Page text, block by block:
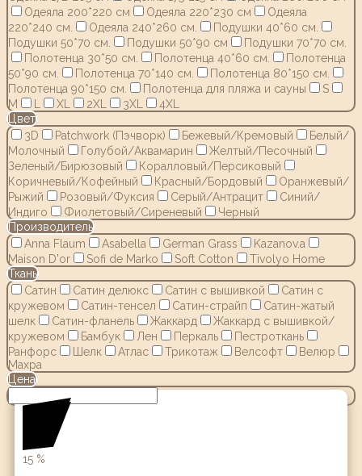
Одеяла 200*220 см
Одеяла 220*230 см
Одеяла
220*240 см.
Одеяла 240*260 см.
Подушки 40*60 см.
Подушки 50*70 см.
Подушки 50*90 см
Подушки 70*70 см.
Полотенца 30*50 см.
Полотенца 40*60 см.
Полотенца
50*90 см.
Полотенца 70*140 см.
Полотенца 80*150 см.
Полотенца 90*150 см.
Полотенца для пляжа и сауны
S
M
XL 2XL 3XL
4XL
Цвет
3D
Patchwork (Пэчворк) Бежевый/Кремовый
Белый/
Молочный
Голубой/Аквамарин
Желтый/Песочный
Зеленый/Бирюзовый
Коралловый/Персиковый
Коричневый/Кофейный
Красный/Бордовый
Оранжевый/
Рыжий
Розовый/Фуксия Серый/Антрацит
Синий/
Индиго
Фиолетовый/Сиреневый
Черный
Производитель
Anna Flaum
Asabella German Grass
Kazanov.a
Maison D'or
Sofi de Marko Soft Cotton
Tivolyo Home
Ткань
Сатин
Сатин делюкс Сатин с вышивкой
Сатин с
кружевом
Сатин-тенсел Сатин-страйп
Сатин-жатый
шелк
Сатин-фланель Жаккард
Жаккард с вышивкой/
кружевом
Бамбук Лен Перкаль
Пестроткань
Ранфорс
Шелк Атлас Трикотаж Велсофт
Велюр
Махра
Цена
15 %